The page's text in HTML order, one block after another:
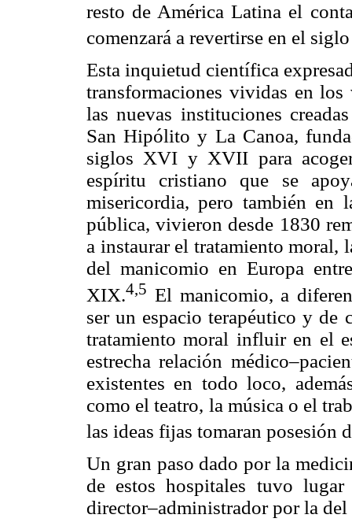
resto de América Latina el
comenzará a revertirse en el
Esta inquietud científica
transformaciones vividas en
las nuevas instituciones
San Hipólito y La Canoa,
siglos XVI y XVII para
espíritu cristiano que se
misericordia, pero también en
pública, vivieron desde 1830
a instaurar el tratamiento moral,
del manicomio en Europa
XIX.4,5 El manicomio, a
ser un espacio terapéutico y de
tratamiento moral influir en el
estrecha relación
existentes en todo loco,
como el teatro, la música o el
las ideas fijas tomaran posesión
Un gran paso dado por la
de estos hospitales tuvo
director–administrador por la